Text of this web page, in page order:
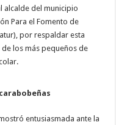
alcalde del municipio
Para el Fomento de
por respaldar esta
los más pequeños de
entusiasmada ante la